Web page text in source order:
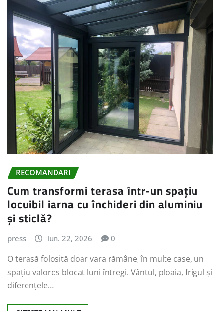
RECOMANDARI
Cum transformi terasa într-un spațiu
locuibil iarna cu închideri din aluminiu
și sticlă?
press iun. 22, 2026 0
O terasă folosită doar vara rămâne, în multe case, un
spațiu valoros blocat luni întregi. Vântul, ploaia, frigul și
diferențele…